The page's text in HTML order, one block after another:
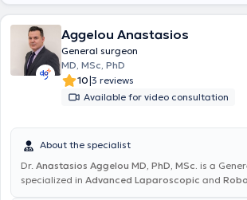
Aggelou Anastasios
General surgeon
MD, MSc, PhD
10|3 reviews
Available for video consultation
About the specialist
Dr. Anastasios Aggelou MD, PhD, MSc. is a
specialized in Advanced Laparoscopic and